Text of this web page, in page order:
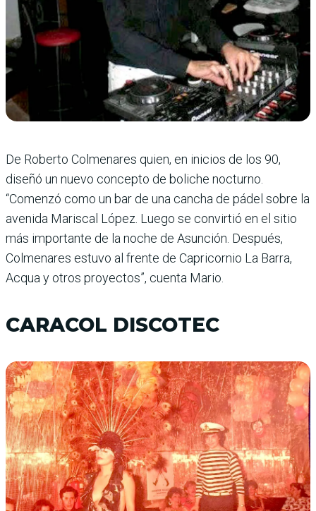
De Roberto Colme­nares quien, en ini­cios de los 90,
diseñó un nuevo concepto de boliche nocturno.
“Comenzó como un bar de una cancha de pádel sobre la
avenida Mariscal López. Luego se convirtió en el sitio
más importante de la noche de Asunción. Después,
Colmena­res estuvo al frente de Capricornio La Barra,
Acqua y otros proyec­tos”, cuenta Mario.
CARACOL DISCOTEC